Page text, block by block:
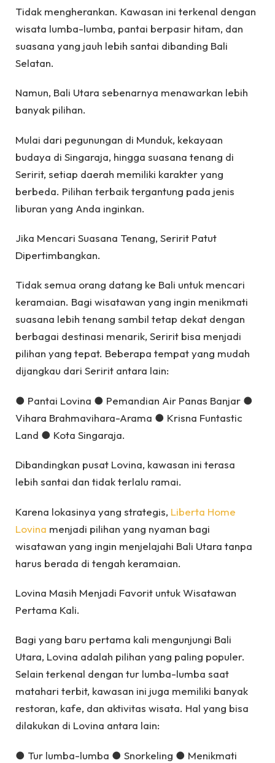
Tidak mengherankan. Kawasan ini terkenal dengan
wisata lumba-lumba, pantai berpasir hitam, dan
suasana yang jauh lebih santai dibanding Bali
Selatan.
Namun, Bali Utara sebenarnya menawarkan lebih
banyak pilihan.
Mulai dari pegunungan di Munduk, kekayaan
budaya di Singaraja, hingga suasana tenang di
Seririt, setiap daerah memiliki karakter yang
berbeda. Pilihan terbaik tergantung pada jenis
liburan yang Anda inginkan.
Jika Mencari Suasana Tenang, Seririt Patut
Dipertimbangkan.
Tidak semua orang datang ke Bali untuk mencari
keramaian. Bagi wisatawan yang ingin menikmati
suasana lebih tenang sambil tetap dekat dengan
berbagai destinasi menarik, Seririt bisa menjadi
pilihan yang tepat. Beberapa tempat yang mudah
dijangkau dari Seririt antara lain:
● Pantai Lovina ● Pemandian Air Panas Banjar ●
Vihara Brahmavihara-Arama ● Krisna Funtastic
Land ● Kota Singaraja.
Dibandingkan pusat Lovina, kawasan ini terasa
lebih santai dan tidak terlalu ramai.
Karena lokasinya yang strategis, Liberta Home
Lovina menjadi pilihan yang nyaman bagi
wisatawan yang ingin menjelajahi Bali Utara tanpa
harus berada di tengah keramaian.
Lovina Masih Menjadi Favorit untuk Wisatawan
Pertama Kali.
Bagi yang baru pertama kali mengunjungi Bali
Utara, Lovina adalah pilihan yang paling populer.
Selain terkenal dengan tur lumba-lumba saat
matahari terbit, kawasan ini juga memiliki banyak
restoran, kafe, dan aktivitas wisata. Hal yang bisa
dilakukan di Lovina antara lain:
● Tur lumba-lumba ● Snorkeling ● Menikmati